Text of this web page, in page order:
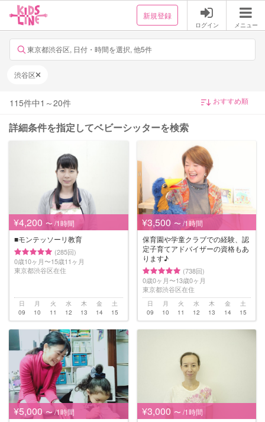
新規登録
ログイン メニュー
東京都渋谷区, 日付・時間を選択, 他5件
渋谷区
115件中1 ～20件
詳細条件を指定してベビーシッターを検索
¥4,200 〜 /1時間
■モンテッソーリ教育
(285回)
0歳10ヶ月〜15歳11ヶ月
東京都渋谷区在住
日
09
月
10
火
11
水
12
木
13
金
14
土
15
¥3,500 〜 /1時間
保育園や学童クラブでの経験、認
定子育てアドバイザーの資格もあ
ります♪
(738回)
0歳0ヶ月〜13歳0ヶ月
東京都渋谷区在住
日
09
月
10
火
11
水
12
木
13
金
14
土
15
¥5,000 〜 /1時間
¥3,000 〜 /1時間